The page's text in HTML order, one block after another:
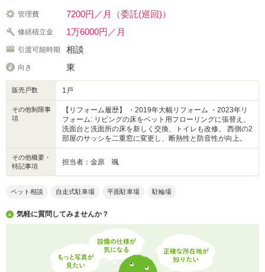
管理費 7200円／月（委託(巡回)）
修繕積立金 1万6000円／月
引渡可能時期 相談
向き 東
販売戸数 1戸
その他制限事
項
【リフォーム履歴】 ・2019年大幅リフォーム ・2023年リ
フォーム: リビングの床をペット用フローリングに張替え、
洗面台と洗面所の床を新しく交換、トイレも改修。 西側の2
部屋のサッシを二重窓に変更し、断熱性と防音性が向上。
その他概要・
特記事項
担当者：金原 颯
ペット相談 自走式駐車場 平面駐車場 駐輪場
気軽に質問してみませんか？